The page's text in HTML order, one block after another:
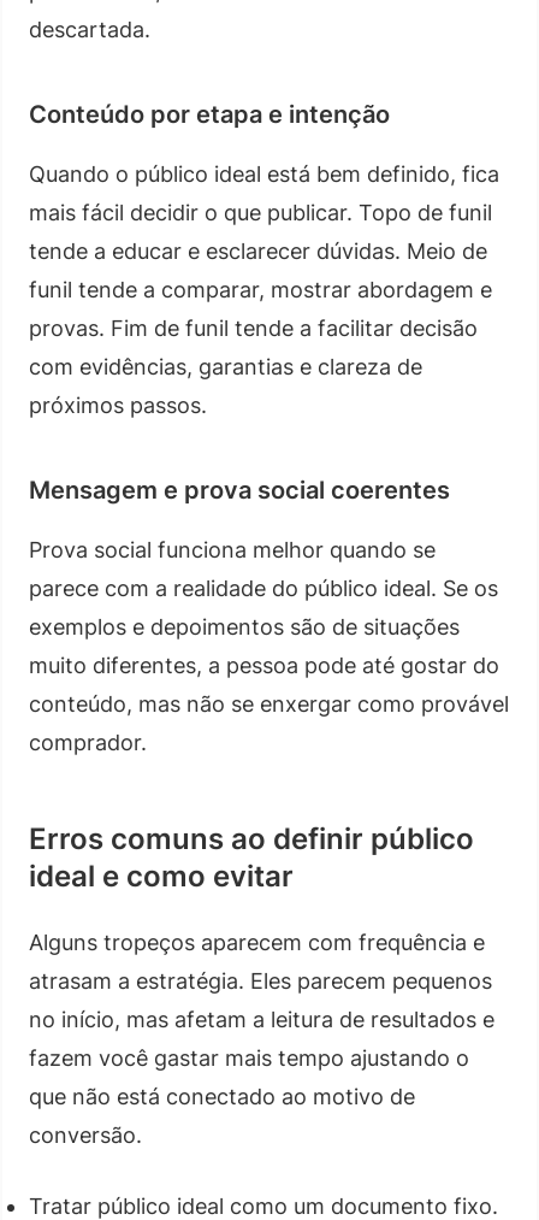
descartada.
Conteúdo por etapa e intenção
Quando o público ideal está bem definido, fica
mais fácil decidir o que publicar. Topo de funil
tende a educar e esclarecer dúvidas. Meio de
funil tende a comparar, mostrar abordagem e
provas. Fim de funil tende a facilitar decisão
com evidências, garantias e clareza de
próximos passos.
Mensagem e prova social coerentes
Prova social funciona melhor quando se
parece com a realidade do público ideal. Se os
exemplos e depoimentos são de situações
muito diferentes, a pessoa pode até gostar do
conteúdo, mas não se enxergar como provável
comprador.
Erros comuns ao definir público
ideal e como evitar
Alguns tropeços aparecem com frequência e
atrasam a estratégia. Eles parecem pequenos
no início, mas afetam a leitura de resultados e
fazem você gastar mais tempo ajustando o
que não está conectado ao motivo de
conversão.
Tratar público ideal como um documento fixo.